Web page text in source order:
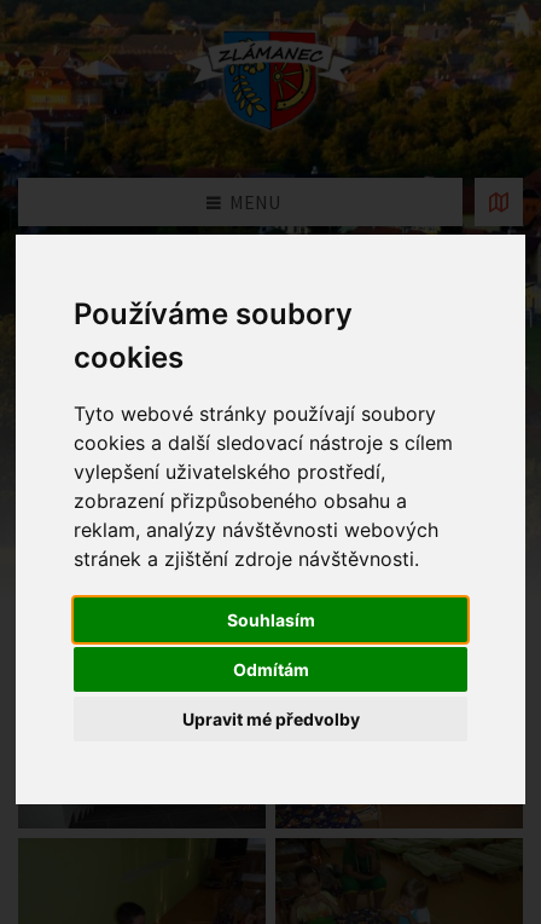
Používáme soubory
cookies
Tyto webové stránky používají soubory
cookies a další sledovací nástroje s cílem
vylepšení uživatelského prostředí,
zobrazení přizpůsobeného obsahu a
reklam, analýzy návštěvnosti webových
stránek a zjištění zdroje návštěvnosti.
Souhlasím
Odmítám
Upravit mé předvolby
MENU
Fotogalerie
Home Fotogalerie